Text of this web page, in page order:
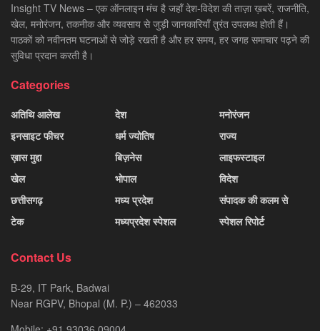
Insight TV News – एक ऑनलाइन मंच है जहाँ देश-विदेश की ताज़ा ख़बरें, राजनीति,
खेल, मनोरंजन, तकनीक और व्यवसाय से जुड़ी जानकारियाँ तुरंत उपलब्ध होती हैं।
पाठकों को नवीनतम घटनाओं से जोड़े रखती है और हर समय, हर जगह समाचार पढ़ने की
सुविधा प्रदान करती है।
Categories
अतिथि आलेख
इनसाइट फीचर
ख़ास मुद्दा
खेल
छत्तीसगढ़
टेक
देश
धर्म ज्योतिष
बिज़नेस
भोपाल
मध्य प्रदेश
मध्यप्रदेश स्पेशल
मनोरंजन
राज्य
लाइफस्टाइल
विदेश
संपादक की कलम से
स्पेशल रिपोर्ट
Contact Us
B-29, IT Park, Badwai
Near RGPV, Bhopal (M. P.) – 462033